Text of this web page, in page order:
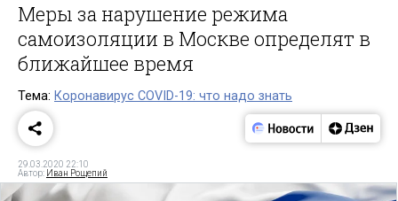
Меры за нарушение режима
самоизоляции в Москве определят в
ближайшее время
Тема: Коронавирус COVID-19: что надо знать
29.03.2020 22:10
Автор: Иван Рощепий